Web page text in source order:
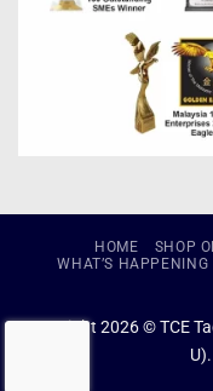
HOME SHOP
WHAT’S HAPPENING
Copyright 2026 © TCE